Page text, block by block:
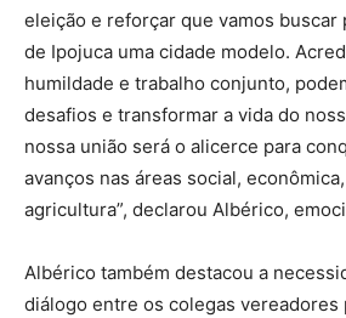
eleição e reforçar que vamos buscar
de Ipojuca uma cidade modelo.
humildade e trabalho conjunto,
desafios e transformar a vida do
nossa união será o alicerce para
avanços nas áreas social,
agricultura”, declarou Albérico,
Albérico também destacou a
diálogo entre os colegas vereadores